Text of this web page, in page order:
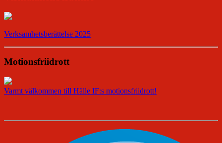
Verksamhetsberättelse 2025
Motionsfriidrott
Varmt välkommen till Hälle IF:s motionsfriidrott!